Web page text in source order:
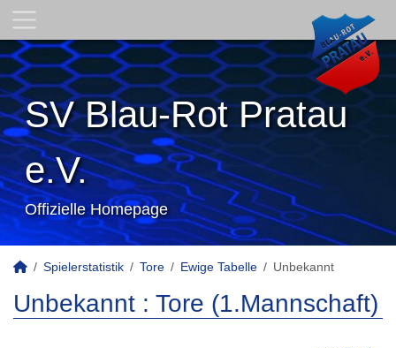
SV Blau-Rot Pratau
e.V.
Offizielle Homepage
Spielerstatistik Tore Ewige Tabelle Unbekannt
Unbekannt : Tore (1.Mannschaft)